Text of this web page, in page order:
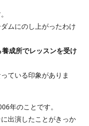
ムにのし上がったわけ
成所でレッスンを受け
ている印象がありま
年のことです。
出演したことがきっか